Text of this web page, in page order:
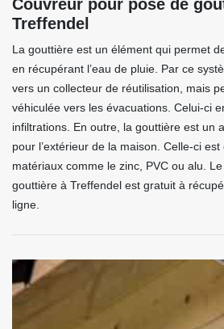
Couvreur pour pose de
Treffendel
La gouttière est un élément qui permet
en récupérant l’eau de pluie. Par ce
vers un collecteur de réutilisation, mais
véhiculée vers les évacuations. Celui-ci
infiltrations. En outre, la gouttière est un
pour l’extérieur de la maison. Celle-ci
matériaux comme le zinc, PVC ou alu.
gouttière à Treffendel est gratuit à
ligne.